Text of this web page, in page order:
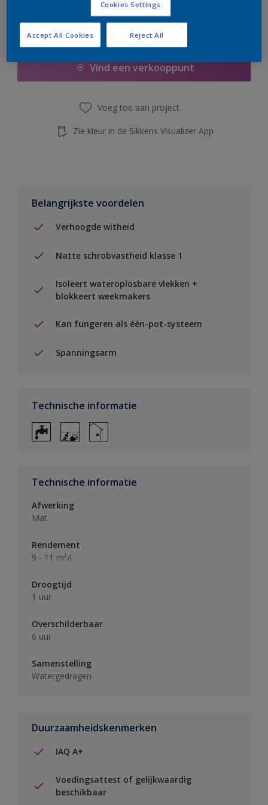
Boodschappenlijst
Vind een verkooppunt
Voeg toe aan project
Zie kleur in de Sikkens Visualizer App
Belangrijkste voordelen
Verhoogde witheid
Natte schrobvastheid klasse 1
Isoleert wateroplosbare vlekken +
blokkeert weekmakers
Kan fungeren als één-pot-systeem
Spanningsarm
Technische informatie
Technische informatie
Afwerking
Mat
Rendement
9 - 11 m²/l
Droogtijd
1 uur
Overschilderbaar
6 uur
Samenstelling
Watergedragen
Duurzaamheidskenmerken
IAQ A+
Voedingsattest of gelijkwaardig
beschikbaar
Cookies Settings
Reject All
Accept All Cookies